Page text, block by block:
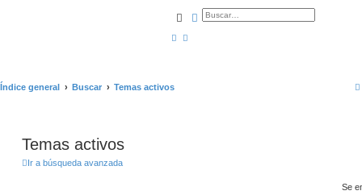
BuscarBúsqueda avanzada
Índice general Buscar Temas activos
Temas activos
Ir a búsqueda avanzada
Se